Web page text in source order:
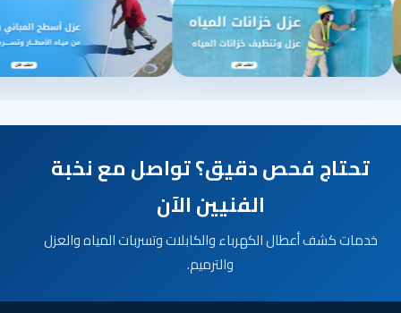
تحتاج فحص دقيق؟ تواصل مع نخبة
الفنيين الآن
خدمات كشف أعطال الكهرباء والكابلات وتسربات المياه والعزل
والترميم.